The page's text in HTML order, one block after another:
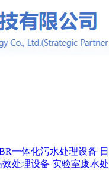
一体化污水处理设备 日
处理设备 实验室废水处